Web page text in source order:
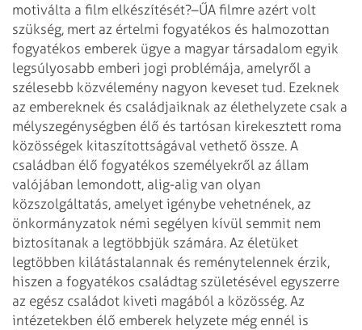
motiválta a film elkészítését?–ŰA filmre azért volt
szükség, mert az értelmi fogyatékos és halmozottan
fogyatékos emberek ügye a magyar társadalom egyik
legsúlyosabb emberi jogi problémája, amelyről a
szélesebb közvélemény nagyon keveset tud. Ezeknek
az embereknek és családjaiknak az élethelyzete csak a
mélyszegénységben élő és tartósan kirekesztett roma
közösségek kitaszítottságával vethető össze. A
családban élő fogyatékos személyekről az állam
valójában lemondott, alig-alig van olyan
közszolgáltatás, amelyet igénybe vehetnének, az
önkormányzatok némi segélyen kívül semmit nem
biztosítanak a legtöbbjük számára. Az életüket
legtöbben kilátástalannak és reménytelennek érzik,
hiszen a fogyatékos családtag születésével egyszerre
az egész családot kiveti magából a közösség. Az
intézetekben élő emberek helyzete még ennél is